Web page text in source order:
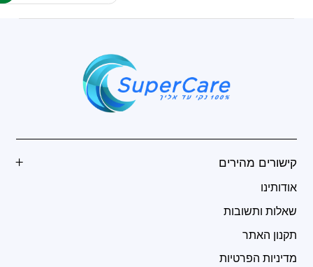
קישורים מהירים
אודותינו
שאלות ותשובות
תקנון האתר
מדיניות הפרטיות